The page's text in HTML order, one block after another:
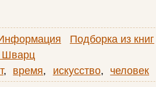
Подборка из книг
Шварц
, время, искусство, человек